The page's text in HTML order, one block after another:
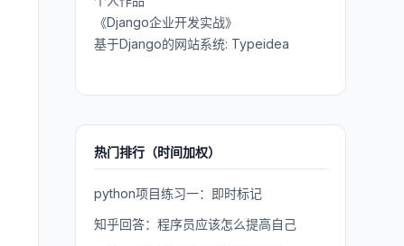
《Django企业开发实战》
基于Django的网站系统: Typeidea
热门排行（时间加权）
python项目练习一：即时标记
知乎回答：程序员应该怎么提高自己